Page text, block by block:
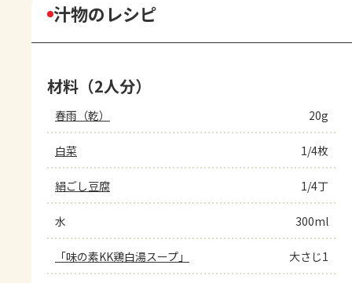
汁物のレシピ
材料（2人分）
春雨（乾） 20g
白菜 1/4枚
絹ごし豆腐 1/4丁
水 300ml
「味の素KK鶏白湯スープ」 大さじ1